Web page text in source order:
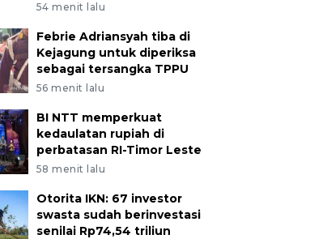
54 menit lalu
Febrie Adriansyah tiba di
Kejagung untuk diperiksa
sebagai tersangka TPPU
56 menit lalu
BI NTT memperkuat
kedaulatan rupiah di
perbatasan RI-Timor Leste
58 menit lalu
Otorita IKN: 67 investor
swasta sudah berinvestasi
senilai Rp74,54 triliun